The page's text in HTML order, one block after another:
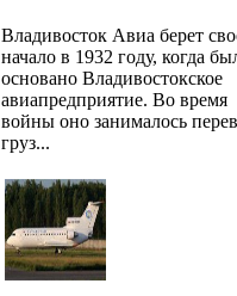
Владивосток Авиа берет
начало в 1932 году, когда
основано Владивостокское
авиапредприятие. Во время
войны оно занималось
груз...